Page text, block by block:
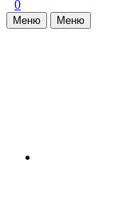
0
Меню Меню